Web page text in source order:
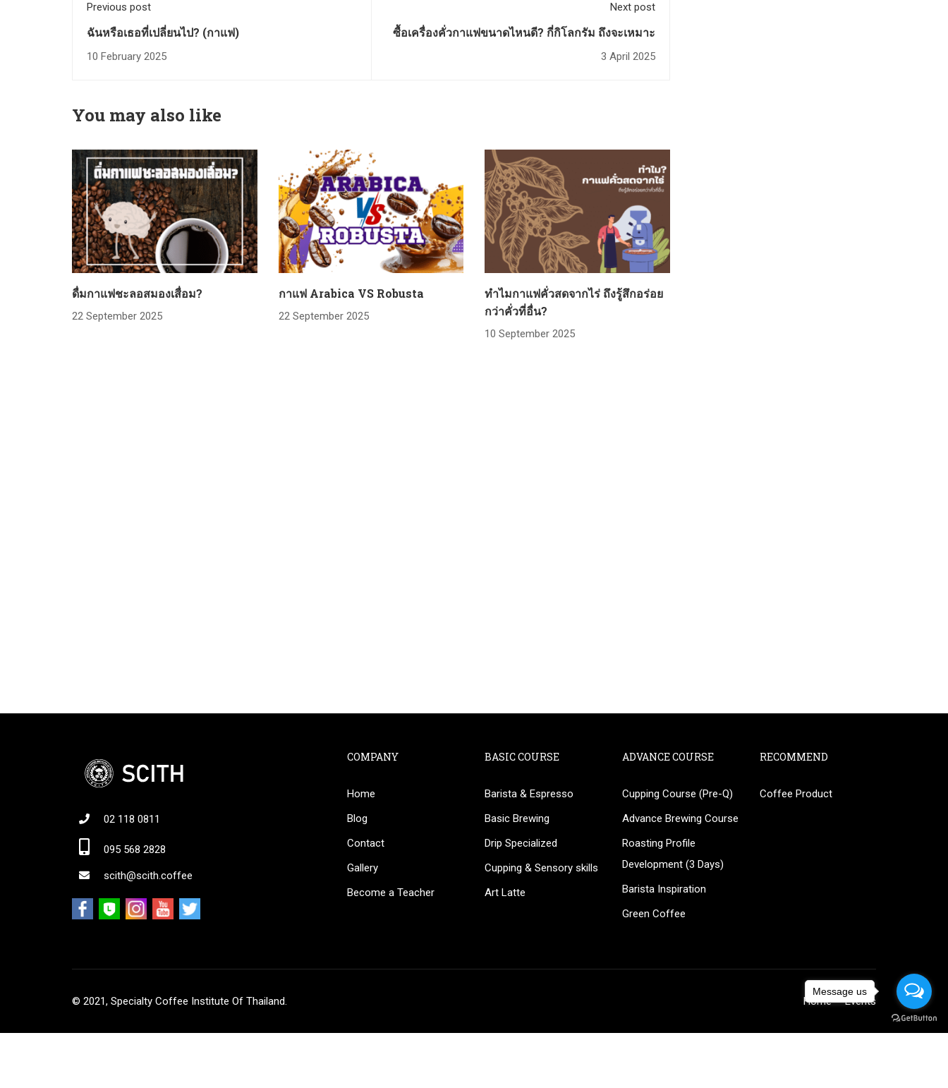
Previous post
ฉันหรือเธอที่เปลี่ยนไป? (กาแฟ)
10 February 2025
Next post
ซื้อเครื่องคั่วกาแฟขนาดไหนดี? กี่กิโลกรัม ถึงจะเหมาะ
3 April 2025
You may also like
ดื่มกาแฟชะลอสมองเสื่อม?
22 September 2025
กาแฟ Arabica VS Robusta
22 September 2025
ทำไมกาแฟคั่วสดจากไร่ ถึงรู้สึกอร่อย
กว่าคั่วที่อื่น?
10 September 2025
02 118 0811
095 568 2828
scith@scith.coffee
COMPANY
Home
Blog
Contact
Gallery
Become a Teacher
BASIC COURSE
Barista & Espresso
Basic Brewing
Drip Specialized
Cupping & Sensory skills
Art Latte
ADVANCE COURSE
Cupping Course (Pre-Q)
Advance Brewing Course
Roasting Profile
Development (3 Days)
Barista Inspiration
Green Coffee
RECOMMEND
Coffee Product
© 2021, Specialty Coffee Institute Of Thailand. Home Events
BECOME AN INSTRUCTOR?
Join thousand of instructors and earn money hassle free!
Message us